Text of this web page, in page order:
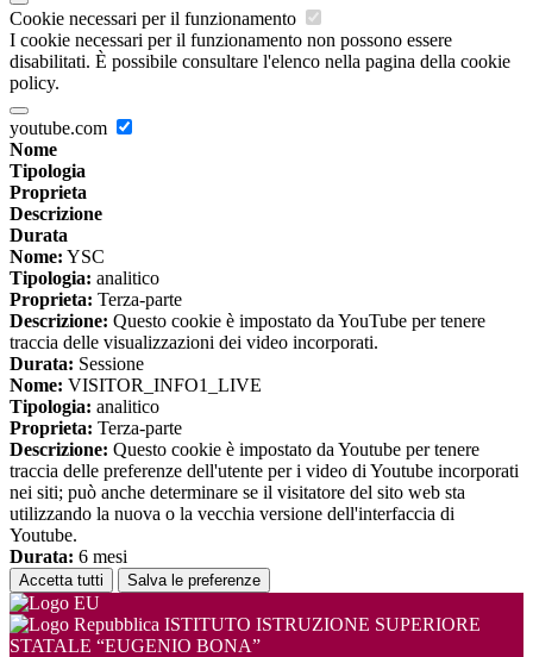
Cookie necessari per il funzionamento
I cookie necessari per il funzionamento non possono essere
disabilitati. È possibile consultare l'elenco nella pagina della cookie
policy.
youtube.com
Nome
Tipologia
Proprieta
Descrizione
Durata
Nome: YSC
Tipologia: analitico
Proprieta: Terza-parte
Descrizione: Questo cookie è impostato da YouTube per tenere
traccia delle visualizzazioni dei video incorporati.
Durata: Sessione
Nome: VISITOR_INFO1_LIVE
Tipologia: analitico
Proprieta: Terza-parte
Descrizione: Questo cookie è impostato da Youtube per tenere
traccia delle preferenze dell'utente per i video di Youtube incorporati
nei siti; può anche determinare se il visitatore del sito web sta
utilizzando la nuova o la vecchia versione dell'interfaccia di
Youtube.
Durata: 6 mesi
Accetta tutti Salva le preferenze
ISTITUTO ISTRUZIONE SUPERIORE
STATALE “EUGENIO BONA”